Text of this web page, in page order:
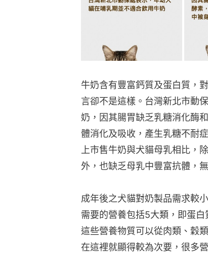
牛奶含有豐富鈣質及蛋白質，
言卻不是這樣。台灣新北市動
奶，因其腸胃缺乏乳糖消化酶
體消化及吸收，產生乳糖不耐
上市售牛奶與犬貓母乳相比，
外，也缺乏母乳中豐富抗體，
成年後之犬貓對奶製品需求較
需要的營養包括5大類，即蛋
這些營養物質可以從肉類、穀
在這裡就顯得較為次要，很多